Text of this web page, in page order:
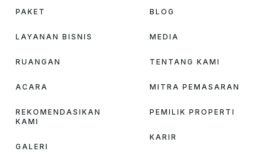
PAKET
LAYANAN BISNIS
RUANGAN
ACARA
REKOMENDASIKAN
KAMI
GALERI
BLOG
MEDIA
TENTANG KAMI
MITRA PEMASARAN
PEMILIK PROPERTI
KARIR